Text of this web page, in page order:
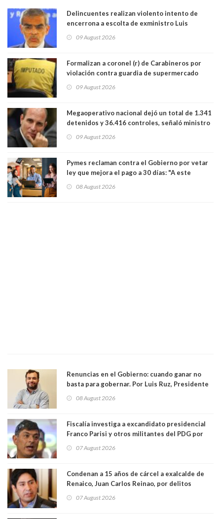
Delincuentes realizan violento intento de
encerrona a escolta de exministro Luis
Lo Espejo
09 August 2026
Formalizan a coronel (r) de Carabineros por
violación contra guardia de supermercado
09 August 2026
Megaoperativo nacional dejó un total de 1.341
detenidos y 36.416 controles, señaló ministro
09 August 2026
Pymes reclaman contra el Gobierno por vetar
ley que mejora el pago a 30 días: "A este
medianas empresas"
08 August 2026
Renuncias en el Gobierno: cuando ganar no
basta para gobernar. Por Luis Ruz, Presidente
08 August 2026
Fiscalía investiga a excandidato presidencial
Franco Parisi y otros militantes del PDG por
07 August 2026
Condenan a 15 años de cárcel a exalcalde de
Renaico, Juan Carlos Reinao, por delitos
07 August 2026